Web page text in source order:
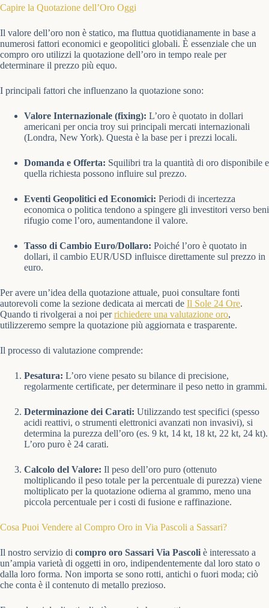
Capire la Quotazione dell’Oro Oggi
Il valore dell’oro non è statico, ma fluttua quotidianamente in base a
numerosi fattori economici e geopolitici globali. È essenziale che un
compro oro utilizzi la quotazione dell’oro in tempo reale per
determinare il prezzo più equo.
I principali fattori che influenzano la quotazione sono:
Valore Internazionale (fixing): L’oro è quotato in dollari
americani per oncia troy sui principali mercati internazionali
(Londra, New York). Questa è la base per i prezzi locali.
Domanda e Offerta: Squilibri tra la quantità di oro disponibile e
quella richiesta possono influire sul prezzo.
Eventi Geopolitici ed Economici: Periodi di incertezza
economica o politica tendono a spingere gli investitori verso beni
rifugio come l’oro, aumentandone il valore.
Tasso di Cambio Euro/Dollaro: Poiché l’oro è quotato in
dollari, il cambio EUR/USD influisce direttamente sul prezzo in
euro.
Per avere un’idea della quotazione attuale, puoi consultare fonti
autorevoli come la sezione dedicata ai mercati de Il Sole 24 Ore.
Quando ti rivolgerai a noi perrichiedere una valutazione oro,
utilizzeremo sempre la quotazione più aggiornata e trasparente.
Il processo di valutazione comprende:
Pesatura: L’oro viene pesato su bilance di precisione,
regolarmente certificate, per determinare il peso netto in grammi.
Determinazione dei Carati: Utilizzando test specifici (spesso
acidi reattivi, o strumenti elettronici avanzati non invasivi), si
determina la purezza dell’oro (es. 9 kt, 14 kt, 18 kt, 22 kt, 24 kt).
L’oro puro è 24 carati.
Calcolo del Valore: Il peso dell’oro puro (ottenuto
moltiplicando il peso totale per la percentuale di purezza) viene
moltiplicato per la quotazione odierna al grammo, meno una
piccola percentuale per i costi di fusione e raffinazione.
Cosa Puoi Vendere al Compro Oro in Via Pascoli a Sassari?
Il nostro servizio di compro oro Sassari Via Pascoli è interessato a
un’ampia varietà di oggetti in oro, indipendentemente dal loro stato o
dalla loro forma. Non importa se sono rotti, antichi o fuori moda; ciò
che conta è il contenuto di metallo prezioso.